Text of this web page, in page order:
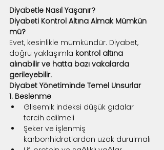
Diyabetle Nasıl Yaşanır?
Diyabeti Kontrol Altına Almak Mümkün
mü?
Evet, kesinlikle mümkündür. Diyabet,
doğru yaklaşımla kontrol altına
alınabilir ve hatta bazı vakalarda
gerileyebilir.
Diyabet Yönetiminde Temel Unsurlar
1. Beslenme
Glisemik indeksi düşük gıdalar
tercih edilmeli
Şeker ve işlenmiş
karbonhidratlardan uzak durulmalı